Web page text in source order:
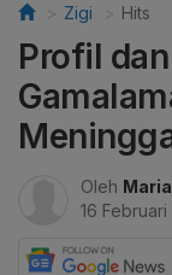
Zigi Hits
Profil
Oleh
16 Februari